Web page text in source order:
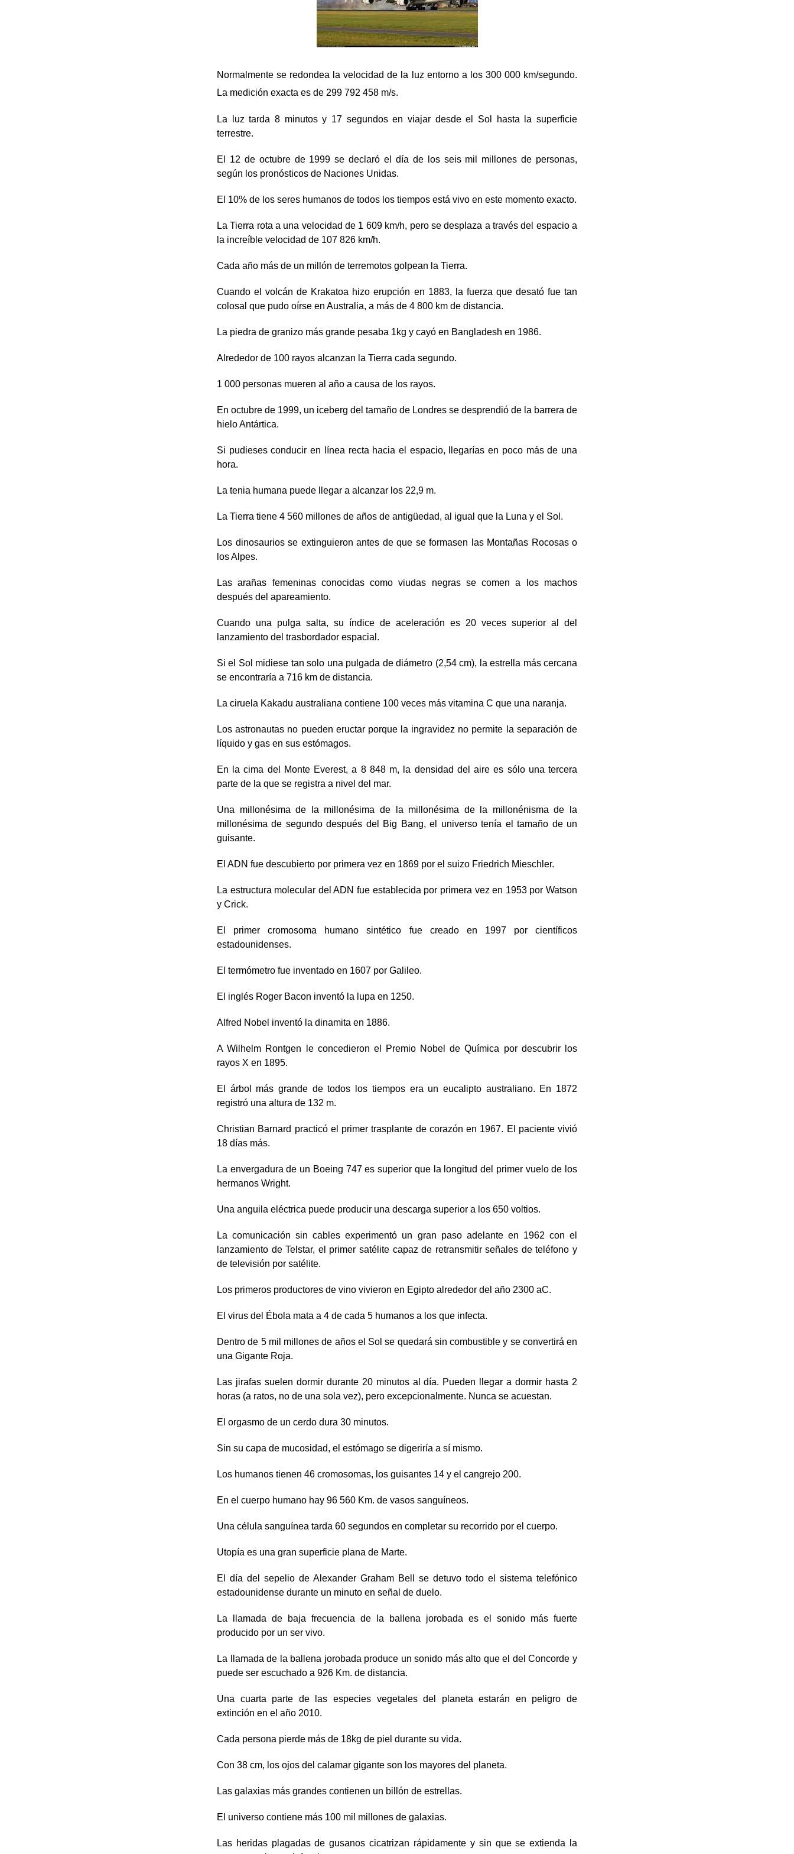
Normalmente se redondea la velocidad de la luz entorno a los 300 000 km/segundo.
La medición exacta es de 299 792 458 m/s.
La luz tarda 8 minutos y 17 segundos en viajar desde el Sol hasta la superficie
terrestre.
El 12 de octubre de 1999 se declaró el día de los seis mil millones de personas,
según los pronósticos de Naciones Unidas.
El 10% de los seres humanos de todos los tiempos está vivo en este momento exacto.
La Tierra rota a una velocidad de 1 609 km/h, pero se desplaza a través del espacio a
la increíble velocidad de 107 826 km/h.
Cada año más de un millón de terremotos golpean la Tierra.
Cuando el volcán de Krakatoa hizo erupción en 1883, la fuerza que desató fue tan
colosal que pudo oírse en Australia, a más de 4 800 km de distancia.
La piedra de granizo más grande pesaba 1kg y cayó en Bangladesh en 1986.
Alrededor de 100 rayos alcanzan la Tierra cada segundo.
1 000 personas mueren al año a causa de los rayos.
En octubre de 1999, un iceberg del tamaño de Londres se desprendió de la barrera de
hielo Antártica.
Si pudieses conducir en línea recta hacia el espacio, llegarías en poco más de una
hora.
La tenia humana puede llegar a alcanzar los 22,9 m.
La Tierra tiene 4 560 millones de años de antigüedad, al igual que la Luna y el Sol.
Los dinosaurios se extinguieron antes de que se formasen las Montañas Rocosas o
los Alpes.
Las arañas femeninas conocidas como viudas negras se comen a los machos
después del apareamiento.
Cuando una pulga salta, su índice de aceleración es 20 veces superior al del
lanzamiento del trasbordador espacial.
Si el Sol midiese tan solo una pulgada de diámetro (2,54 cm), la estrella más cercana
se encontraría a 716 km de distancia.
La ciruela Kakadu australiana contiene 100 veces más vitamina C que una naranja.
Los astronautas no pueden eructar porque la ingravidez no permite la separación de
líquido y gas en sus estómagos.
En la cima del Monte Everest, a 8 848 m, la densidad del aire es sólo una tercera
parte de la que se registra a nivel del mar.
Una millonésima de la millonésima de la millonésima de la millonénisma de la
millonésima de segundo después del Big Bang, el universo tenía el tamaño de un
guisante.
El ADN fue descubierto por primera vez en 1869 por el suizo Friedrich Mieschler.
La estructura molecular del ADN fue establecida por primera vez en 1953 por Watson
y Crick.
El primer cromosoma humano sintético fue creado en 1997 por científicos
estadounidenses.
El termómetro fue inventado en 1607 por Galileo.
El inglés Roger Bacon inventó la lupa en 1250.
Alfred Nobel inventó la dinamita en 1886.
A Wilhelm Rontgen le concedieron el Premio Nobel de Química por descubrir los
rayos X en 1895.
El árbol más grande de todos los tiempos era un eucalipto australiano. En 1872
registró una altura de 132 m.
Christian Barnard practicó el primer trasplante de corazón en 1967. El paciente vivió
18 días más.
La envergadura de un Boeing 747 es superior que la longitud del primer vuelo de los
hermanos Wright.
Una anguila eléctrica puede producir una descarga superior a los 650 voltios.
La comunicación sin cables experimentó un gran paso adelante en 1962 con el
lanzamiento de Telstar, el primer satélite capaz de retransmitir señales de teléfono y
de televisión por satélite.
Los primeros productores de vino vivieron en Egipto alrededor del año 2300 aC.
El virus del Ébola mata a 4 de cada 5 humanos a los que infecta.
Dentro de 5 mil millones de años el Sol se quedará sin combustible y se convertirá en
una Gigante Roja.
Las jirafas suelen dormir durante 20 minutos al día. Pueden llegar a dormir hasta 2
horas (a ratos, no de una sola vez), pero excepcionalmente. Nunca se acuestan.
El orgasmo de un cerdo dura 30 minutos.
Sin su capa de mucosidad, el estómago se digeriría a sí mismo.
Los humanos tienen 46 cromosomas, los guisantes 14 y el cangrejo 200.
En el cuerpo humano hay 96 560 Km. de vasos sanguíneos.
Una célula sanguínea tarda 60 segundos en completar su recorrido por el cuerpo.
Utopía es una gran superficie plana de Marte.
El día del sepelio de Alexander Graham Bell se detuvo todo el sistema telefónico
estadounidense durante un minuto en señal de duelo.
La llamada de baja frecuencia de la ballena jorobada es el sonido más fuerte
producido por un ser vivo.
La llamada de la ballena jorobada produce un sonido más alto que el del Concorde y
puede ser escuchado a 926 Km. de distancia.
Una cuarta parte de las especies vegetales del planeta estarán en peligro de
extinción en el año 2010.
Cada persona pierde más de 18kg de piel durante su vida.
Con 38 cm, los ojos del calamar gigante son los mayores del planeta.
Las galaxias más grandes contienen un billón de estrellas.
El universo contiene más 100 mil millones de galaxias.
Las heridas plagadas de gusanos cicatrizan rápidamente y sin que se extienda la